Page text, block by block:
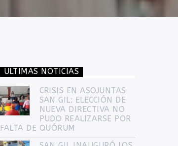
ULTIMAS NOTICIAS
CRISIS EN ASOJUNTAS
SAN GIL: ELECCIÓN DE
NUEVA DIRECTIVA NO
PUDO REALIZARSE POR